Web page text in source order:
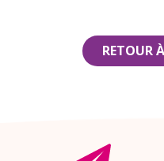
RETOUR